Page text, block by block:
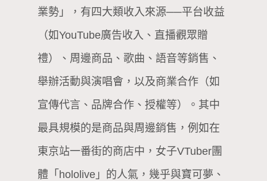
業勢」，有四大類收入來源──平台收益
（如YouTube廣告收入、直播觀眾贈
禮）、周邊商品、歌曲、語音等銷售、
舉辦活動與演唱會，以及商業合作（如
宣傳代言、品牌合作、授權等）。其中
最具規模的是商品與周邊銷售，例如在
東京站一番街的商店中，女子VTuber團
體「hololive」的人氣，幾乎與寶可夢、